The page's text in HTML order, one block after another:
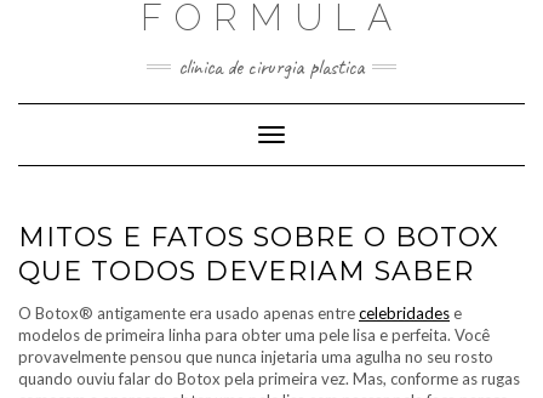
FORMULA
clinica de cirurgia plastica
Toggle
Navigation
MITOS E FATOS SOBRE O BOTOX
QUE TODOS DEVERIAM SABER
O Botox® antigamente era usado apenas entrecelebridadese
modelos de primeira linha para obter uma pele lisa e perfeita. Você
provavelmente pensou que nunca injetaria uma agulha no seu rosto
quando ouviu falar do Botox pela primeira vez. Mas, conforme as rugas